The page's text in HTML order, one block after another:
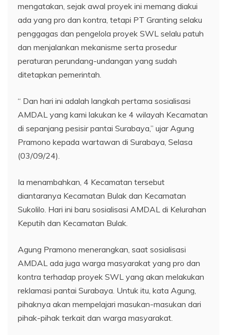
mengatakan, sejak awal proyek ini memang diakui
ada yang pro dan kontra, tetapi PT Granting selaku
penggagas dan pengelola proyek SWL selalu patuh
dan menjalankan mekanisme serta prosedur
peraturan perundang-undangan yang sudah
ditetapkan pemerintah.
“ Dan hari ini adalah langkah pertama sosialisasi
AMDAL yang kami lakukan ke 4 wilayah Kecamatan
di sepanjang pesisir pantai Surabaya,” ujar Agung
Pramono kepada wartawan di Surabaya, Selasa
(03/09/24).
Ia menambahkan, 4 Kecamatan tersebut
diantaranya Kecamatan Bulak dan Kecamatan
Sukolilo. Hari ini baru sosialisasi AMDAL di Kelurahan
Keputih dan Kecamatan Bulak.
Agung Pramono menerangkan, saat sosialisasi
AMDAL ada juga warga masyarakat yang pro dan
kontra terhadap proyek SWL yang akan melakukan
reklamasi pantai Surabaya. Untuk itu, kata Agung,
pihaknya akan mempelajari masukan-masukan dari
pihak-pihak terkait dan warga masyarakat.